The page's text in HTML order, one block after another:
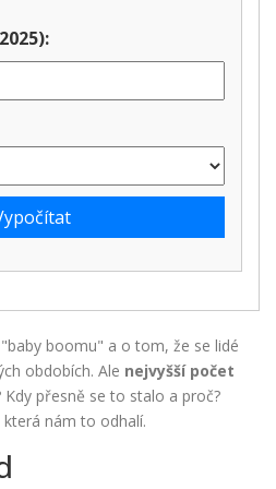
boomu" a o tom, že se lidé
obdobích. Ale nejvyšší počet
přesně se to stalo a proč?
nám to odhalí.